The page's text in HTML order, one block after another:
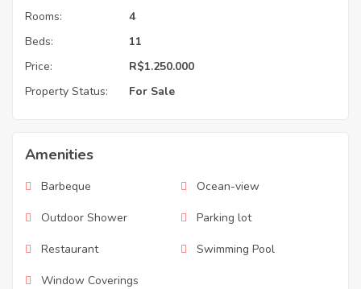
Rooms:
4
Beds:
11
Price:
R$1.250.000
Property Status:
For Sale
Amenities
Barbeque Ocean-view
Outdoor Shower Parking lot
Restaurant Swimming Pool
Window Coverings